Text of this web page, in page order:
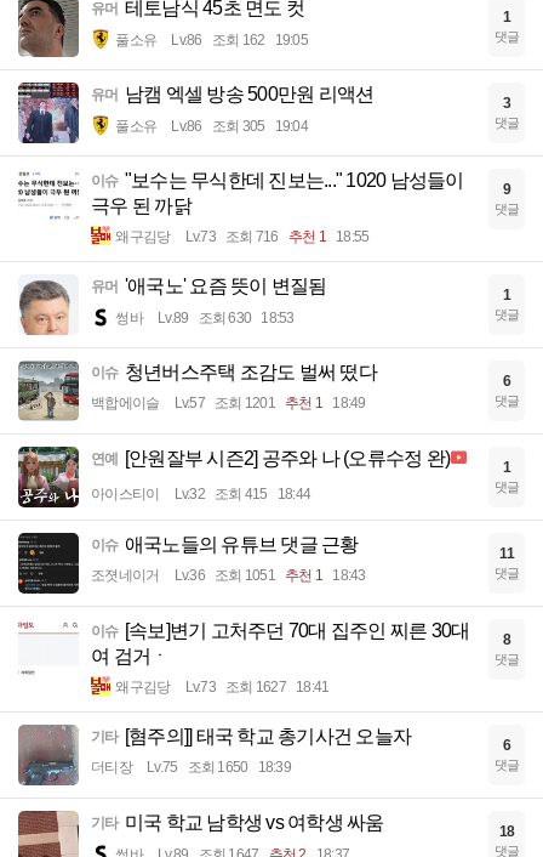
유머 테토남식 45초 면도 컷
풀소유 Lv.86 조회 162 19:05
1
댓글
유머 남캠 엑셀 방송 500만원 리액션
풀소유 Lv.86 조회 305 19:04
3
댓글
이슈 "보수는 무식한데 진보는..." 1020 남성들이
극우 된 까닭
왜구김당 Lv.73 조회 716 추천 1 18:55
9
댓글
유머 '애국노' 요즘 뜻이 변질됨
썽바 Lv.89 조회 630 18:53
1
댓글
이슈 청년버스주택 조감도 벌써 떴다
백합에이슬 Lv.57 조회 1201 추천 1 18:49
6
댓글
연예 [안원잘부 시즌2] 공주와 나 (오류수정 완)
아이스티이 Lv.32 조회 415 18:44
1
댓글
이슈 애국노들의 유튜브 댓글 근황
조졋네이거 Lv.36 조회 1051 추천 1 18:43
11
댓글
이슈 [속보]변기 고처주던 70대 집주인 찌른 30대
여 검거ㆍ
왜구김당 Lv.73 조회 1627 18:41
8
댓글
기타 [혐주의]] 태국 학교 총기사건 오늘자
더티장 Lv.75 조회 1650 18:39
6
댓글
기타 미국 학교 남학생 vs 여학생 싸움 18
댓글